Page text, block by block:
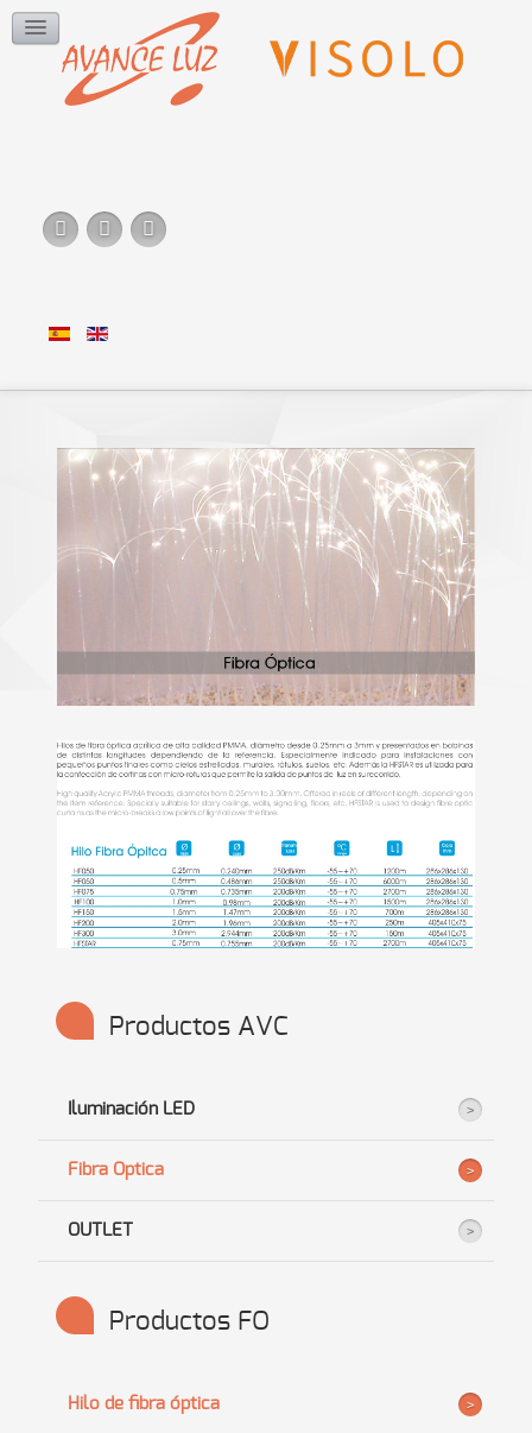
Productos AVC
Iluminación LED
Fibra Optica
OUTLET
Productos FO
Hilo de fibra óptica